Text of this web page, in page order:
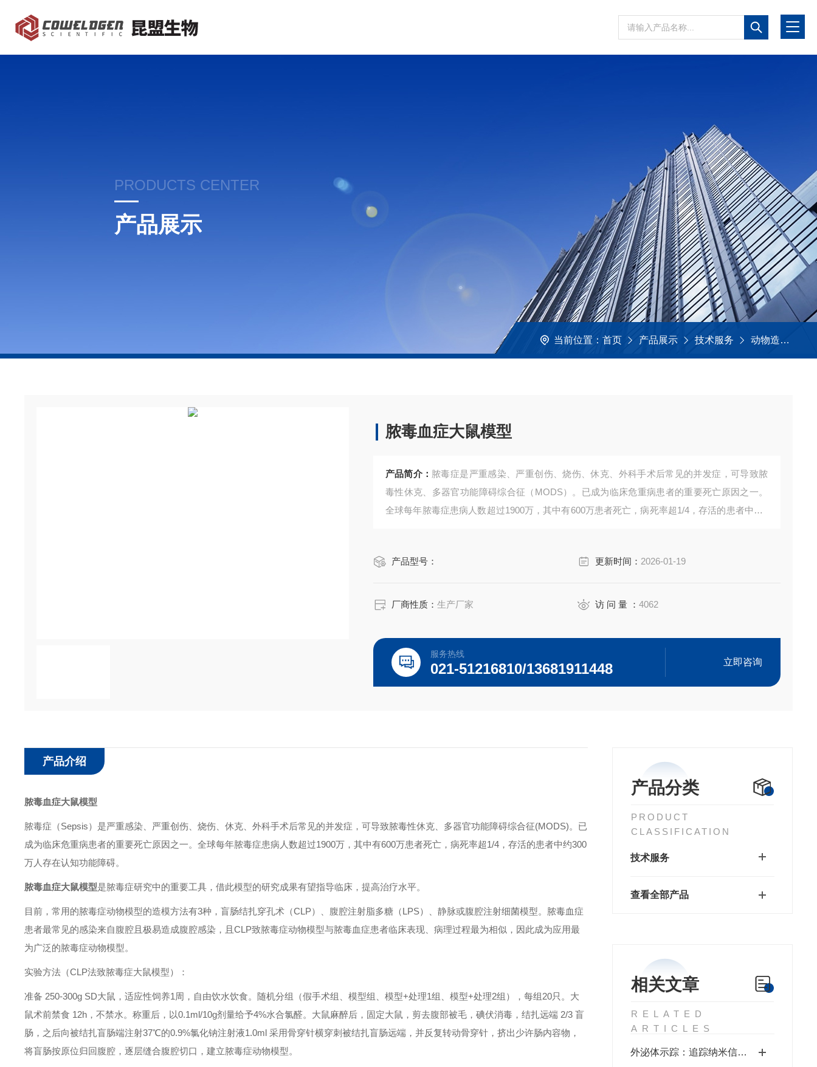
PRODUCTS CENTER
产品展示
当前位置： 首页 产品展示 技术服务 动物造模及取材
脓毒血症大鼠模型
产品简介： 脓毒症是严重感染、严重创伤、烧伤、休克、外科手术后常见的并发症，可导致脓
毒性休克、多器官功能障碍综合征（MODS）。已成为临床危重病患者的重要死亡原因之一。
全球每年脓毒症患病人数超过1900万，其中有600万患者死亡，病死率超1/4，存活的患者中约3
产品型号：
更新时间： 2026-01-19
厂商性质：生产厂家 访 问 量 ：4062
服务热线
021-51216810/13681911448 立即咨询
产品分类
PRODUCT
CLASSIFICATION
技术服务
查看全部产品
相关文章
RELATED
ARTICLES
外泌体示踪：追踪纳米信使的体内外命运
产品介绍
脓毒血症大鼠模型
脓毒症（Sepsis）是严重感染、严重创伤、烧伤、休克、外科手术后常见的并发症，可导致脓毒性休克、多器官功能障碍综合征(MODS)。已
成为临床危重病患者的重要死亡原因之一。全球每年脓毒症患病人数超过1900万，其中有600万患者死亡，病死率超1/4，存活的患者中约300
万人存在认知功能障碍。
脓毒血症大鼠模型是脓毒症研究中的重要工具，借此模型的研究成果有望指导临床，提高治疗水平。
目前，常用的脓毒症动物模型的造模方法有3种，盲肠结扎穿孔术（CLP）、腹腔注射脂多糖（LPS）、静脉或腹腔注射细菌模型。脓毒血症
患者最常见的感染来自腹腔且极易造成腹腔感染，且CLP致脓毒症动物模型与脓毒血症患者临床表现、病理过程最为相似，因此成为应用最
为广泛的脓毒症动物模型。
实验方法（CLP法致脓毒症大鼠模型）：
准备 250-300g SD大鼠，适应性饲养1周，自由饮水饮食。随机分组（假手术组、模型组、模型+处理1组、模型+处理2组），每组20只。大
鼠术前禁食 12h，不禁水。称重后，以0.1ml/10g剂量给予4%水合氯醛。大鼠麻醉后，固定大鼠，剪去腹部被毛，碘伏消毒，结扎远端 2/3 盲
肠，之后向被结扎盲肠端注射37℃的0.9%氯化钠注射液1.0ml 采用骨穿针横穿刺被结扎盲肠远端，并反复转动骨穿针，挤出少许肠内容物，
将盲肠按原位归回腹腔，逐层缝合腹腔切口，建立脓毒症动物模型。